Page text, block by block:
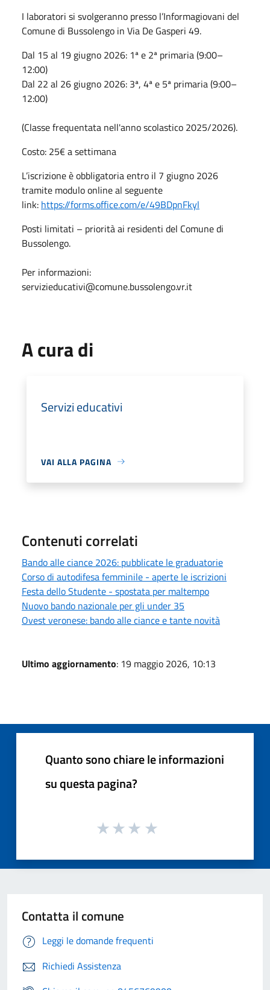
I laboratori si svolgeranno presso l’Informagiovani del
Comune di Bussolengo in Via De Gasperi 49.
Dal 15 al 19 giugno 2026: 1ª e 2ª primaria (9:00–
12:00)
Dal 22 al 26 giugno 2026: 3ª, 4ª e 5ª primaria (9:00–
12:00)
(Classe frequentata nell'anno scolastico 2025/2026).
Costo: 25€ a settimana
L’iscrizione è obbligatoria entro il 7 giugno 2026
tramite modulo online al seguente
link: https://forms.office.com/e/49BDpnFkyl
Posti limitati – priorità ai residenti del Comune di
Bussolengo.
Per informazioni:
servizieducativi@comune.bussolengo.vr.it
A cura di
Servizi educativi
VAI ALLA PAGINA
Contenuti correlati
Bando alle ciance 2026: pubblicate le graduatorie
Corso di autodifesa femminile - aperte le iscrizioni
Festa dello Studente - spostata per maltempo
Nuovo bando nazionale per gli under 35
Ovest veronese: bando alle ciance e tante novità
Ultimo aggiornamento: 19 maggio 2026, 10:13
Quanto sono chiare le informazioni
su questa pagina?
Contatta il comune
Leggi le domande frequenti
Richiedi Assistenza